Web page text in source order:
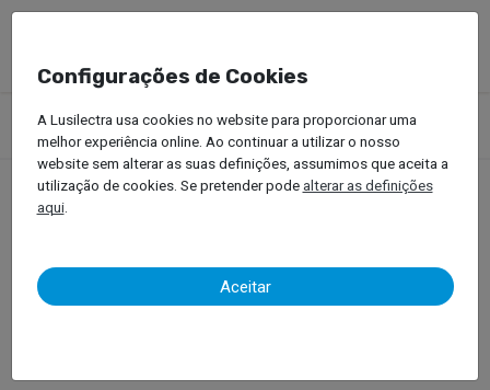
Produtos Equipamentos Oficinais
Soldar, Rebitar e Indução
Corte por Plasma
Configurações de Cookies
A Lusilectra usa cookies no website para proporcionar uma
melhor experiência online. Ao continuar a utilizar o nosso
website sem alterar as suas definições, assumimos que aceita a
utilização de cookies. Se pretender podealterar as definições
aqui.
Aceitar